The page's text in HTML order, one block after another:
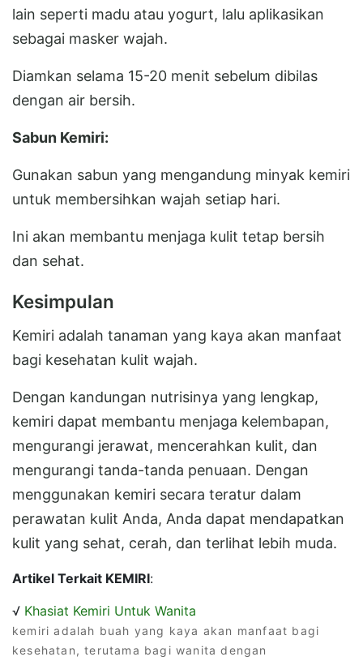
lain seperti madu atau yogurt, lalu aplikasikan
sebagai masker wajah.
Diamkan selama 15-20 menit sebelum dibilas
dengan air bersih.
Sabun Kemiri:
Gunakan sabun yang mengandung minyak kemiri
untuk membersihkan wajah setiap hari.
Ini akan membantu menjaga kulit tetap bersih
dan sehat.
Kesimpulan
Kemiri adalah tanaman yang kaya akan manfaat
bagi kesehatan kulit wajah.
Dengan kandungan nutrisinya yang lengkap,
kemiri dapat membantu menjaga kelembapan,
mengurangi jerawat, mencerahkan kulit, dan
mengurangi tanda-tanda penuaan. Dengan
menggunakan kemiri secara teratur dalam
perawatan kulit Anda, Anda dapat mendapatkan
kulit yang sehat, cerah, dan terlihat lebih muda.
Artikel Terkait KEMIRI:
√ Khasiat Kemiri Untuk Wanita
kemiri adalah buah yang kaya akan manfaat bagi
kesehatan, terutama bagi wanita dengan